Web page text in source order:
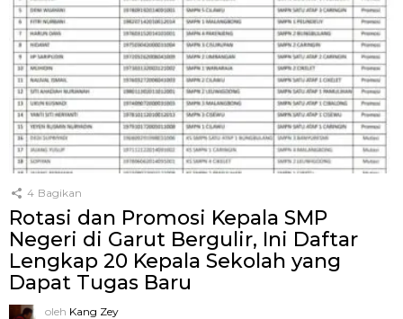
4 Bagikan
Rotasi dan Promosi Kepala SMP
Negeri di Garut Bergulir, Ini Daftar
Lengkap 20 Kepala Sekolah yang
Dapat Tugas Baru
oleh Kang Zey